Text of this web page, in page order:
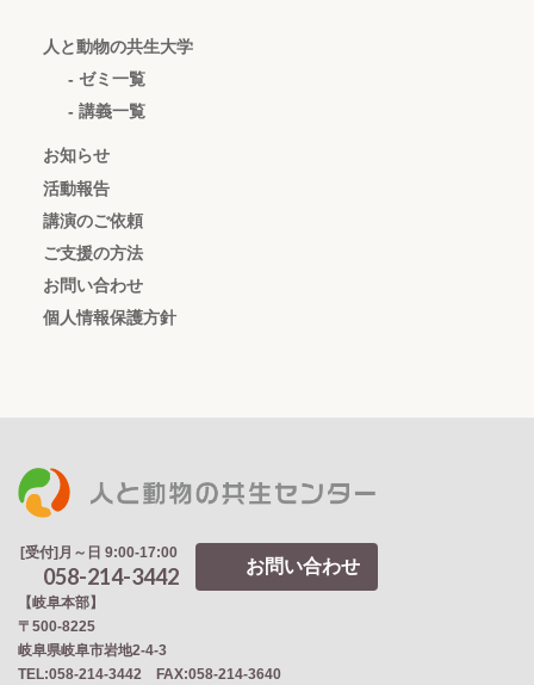
人と動物の共生大学
- ゼミ一覧
- 講義一覧
お知らせ
活動報告
講演のご依頼
ご支援の方法
お問い合わせ
個人情報保護方針
[受付]月～日 9:00-17:00
058-214-3442 お問い合わせ
【岐阜本部】
〒500-8225
岐阜県岐阜市岩地2‐4‐3
TEL:058-214-3442 FAX:058-214-3640